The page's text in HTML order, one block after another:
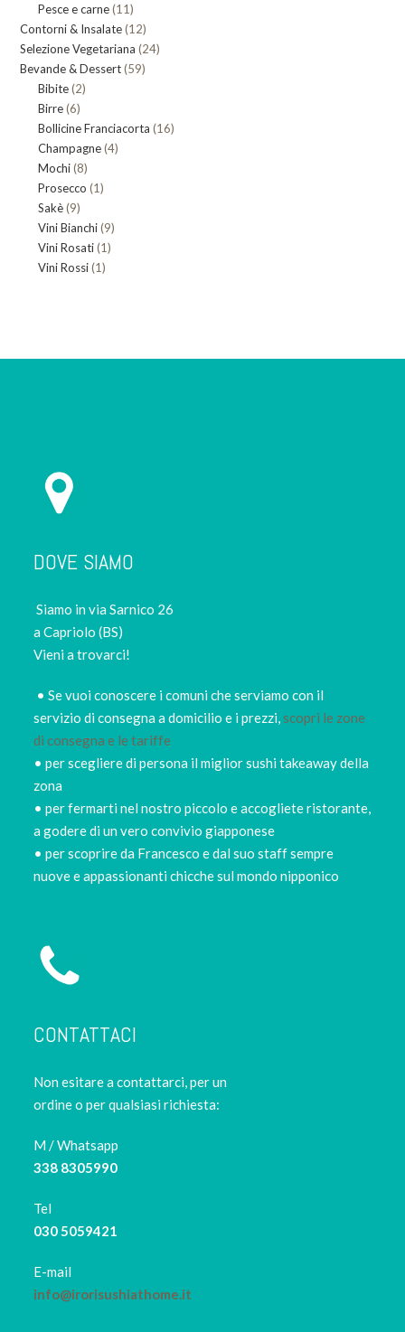
prodotti
Pesce e carne 1111
prodotti
Contorni & Insalate 1212
prodotti
Selezione Vegetariana 2424
Bevande & Dessert 5959
Bibite 22
Birre 66
prodotti
Bollicine Franciacorta 1616
Champagne 44
Mochi 88
prodotti
Prosecco 11
Sakè 99
prodotti
Vini Bianchi 99
Vini Rosati 11
Vini Rossi 11
DOVE SIAMO
Siamo in via Sarnico 26
a Capriolo (BS)
Vieni a trovarci!
• Se vuoi conoscere i comuni che serviamo con il
servizio di consegna a domicilio e i prezzi,scopri le zone
di consegna e le tariffe
• per scegliere di persona il miglior sushi takeaway della
zona
• per fermarti nel nostro piccolo e accogliete ristorante,
a godere di un vero convivio giapponese
• per scoprire da Francesco e dal suo staff sempre
nuove e appassionanti chicche sul mondo nipponico
CONTATTACI
Non esitare a contattarci, per un
ordine o per qualsiasi richiesta:
M / Whatsapp
338 8305990
Tel
030 5059421
E-mail
info@irorisushiathome.it